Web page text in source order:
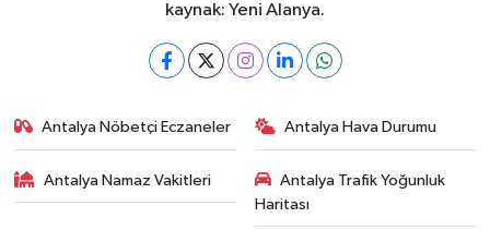
kaynak: Yeni Alanya.
Antalya Nöbetçi Eczaneler Antalya Hava Durumu
Antalya Namaz Vakitleri
Antalya Trafik Yoğunluk
Haritası